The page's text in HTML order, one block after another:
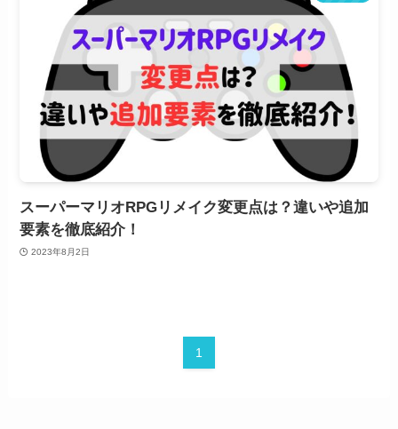
スーパーマリオRPGリメイク変更点は？違いや追加
要素を徹底紹介！
2023年8月2日
1